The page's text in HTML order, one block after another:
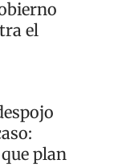
el
plan